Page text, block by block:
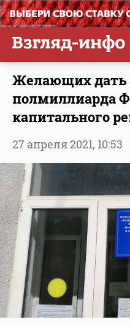
Желающих дать
полмиллиарда
капитального
27 апреля 2021, 10:53